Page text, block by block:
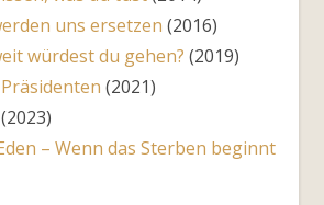
uns ersetzen (2016)
würdest du gehen? (2019)
(2021)
(2023)
– Wenn das Sterben beginnt